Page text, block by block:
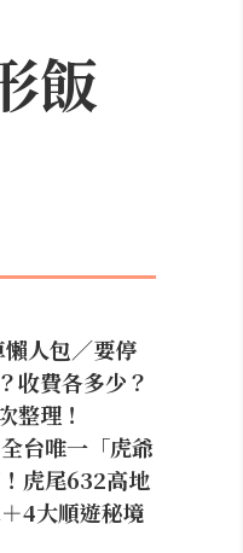
飯
人包／要停
收費各多少？
整理！
台唯一「虎爺
虎尾632高地
4大順遊秘境